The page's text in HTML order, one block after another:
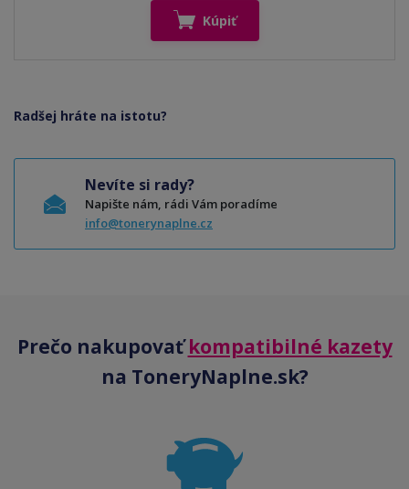
Kúpiť
Radšej hráte na istotu?
Nevíte si rady?
Napište nám, rádi Vám poradíme
info@tonerynaplne.cz
Prečo nakupovaťkompatibilné kazety
na ToneryNaplne.sk?